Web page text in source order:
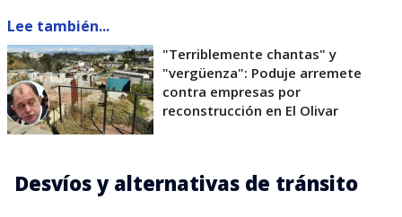
Lee también...
"Terriblemente chantas" y
"vergüenza": Poduje arremete
contra empresas por
reconstrucción en El Olivar
Desvíos y alternativas de tránsito